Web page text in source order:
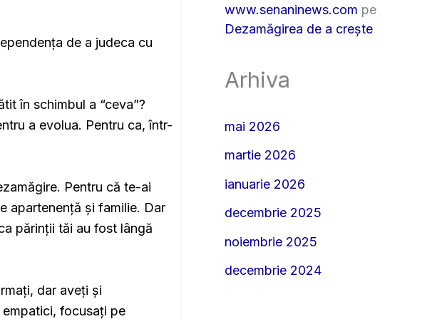
de a judeca cu
în schimbul a “ceva”?
a evolua. Pentru ca, într-
Pentru că te-ai
apartenență și familie. Dar
părinții tăi au fost lângă
dar aveți și
focusați pe
www.senaninews.com pe
Dezamăgirea de a crește
Arhiva
mai 2026
martie 2026
ianuarie 2026
decembrie 2025
noiembrie 2025
decembrie 2024